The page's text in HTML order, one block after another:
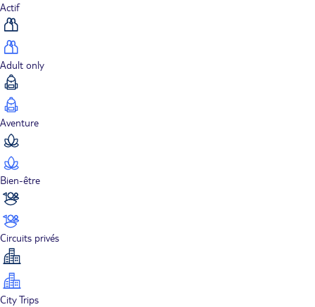
Actif
Adult only
Aventure
Bien-être
Circuits privés
City Trips